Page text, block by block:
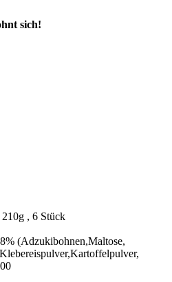
sich!
, 6 Stück
(Adzukibohnen,Maltose,